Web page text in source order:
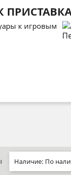
к игровым
Наличие: По